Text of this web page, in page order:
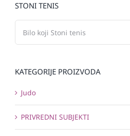
STONI TENIS
KATEGORIJE PROIZVODA
Judo
PRIVREDNI SUBJEKTI